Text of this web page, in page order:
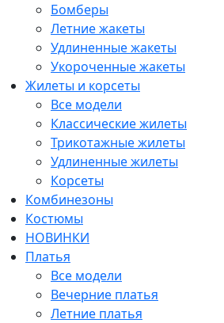
Бомберы
Летние жакеты
Удлиненные жакеты
Укороченные жакеты
Жилеты и корсеты
Все модели
Классические жилеты
Трикотажные жилеты
Удлиненные жилеты
Корсеты
Комбинезоны
Костюмы
НОВИНКИ
Платья
Все модели
Вечерние платья
Летние платья